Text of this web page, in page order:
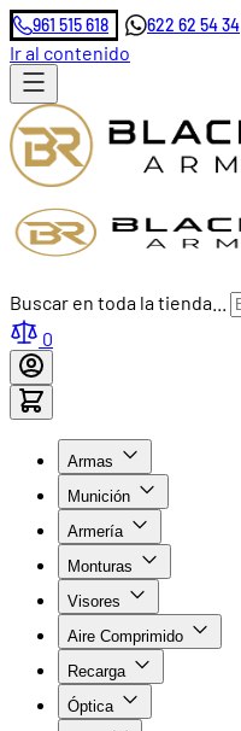
961 515 618 622 62 54 34
Ir al contenido
Buscar en toda la tienda...
0
Armas
Munición
Armería
Monturas
Visores
Aire Comprimido
Recarga
Óptica